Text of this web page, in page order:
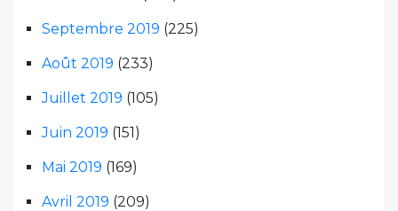
Septembre 2019 (225)
Août 2019 (233)
Juillet 2019 (105)
Juin 2019 (151)
Mai 2019 (169)
Avril 2019 (209)